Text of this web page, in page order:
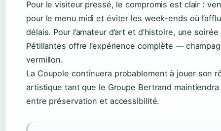
Pour le visiteur pressé, le compromis est clair :
pour le menu midi et éviter les week-ends où
délais. Pour l’amateur d’art et d’histoire, une
Pétillantes offre l’expérience complète —
vermillon.
La Coupole continuera probablement à jouer son
artistique tant que le Groupe Bertrand
entre préservation et accessibilité.